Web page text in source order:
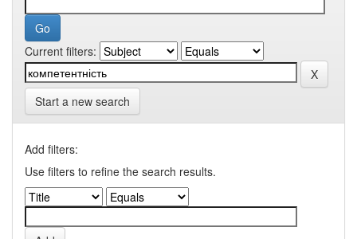
Current filters:
Start a new search
Add filters:
Use filters to refine the search results.